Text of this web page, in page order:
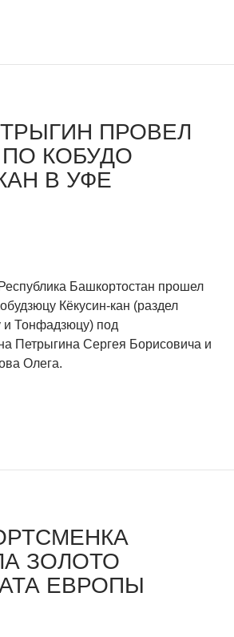
ПРОВЕЛ
КОБУДО
В УФЕ
Башкортостан прошел
Кёкусин-кан (раздел
и Тонфадзюцу) под
Петрыгина Сергея Борисовича и
Олега.
ЗОЛОТО
ЕВРОПЫ